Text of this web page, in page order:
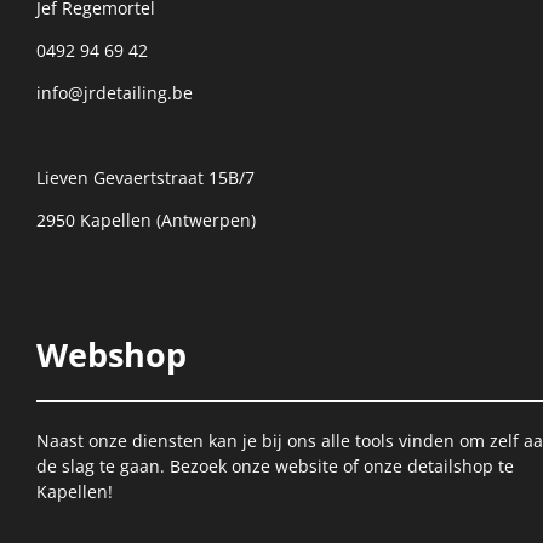
Jef Regemortel
0492 94 69 42
info@jrdetailing.be
Lieven Gevaertstraat 15B/7
2950 Kapellen (Antwerpen)
Webshop
Naast onze diensten kan je bij ons alle tools vinden om zelf
de slag te gaan. Bezoek onze website of onze detailshop te
Kapellen!